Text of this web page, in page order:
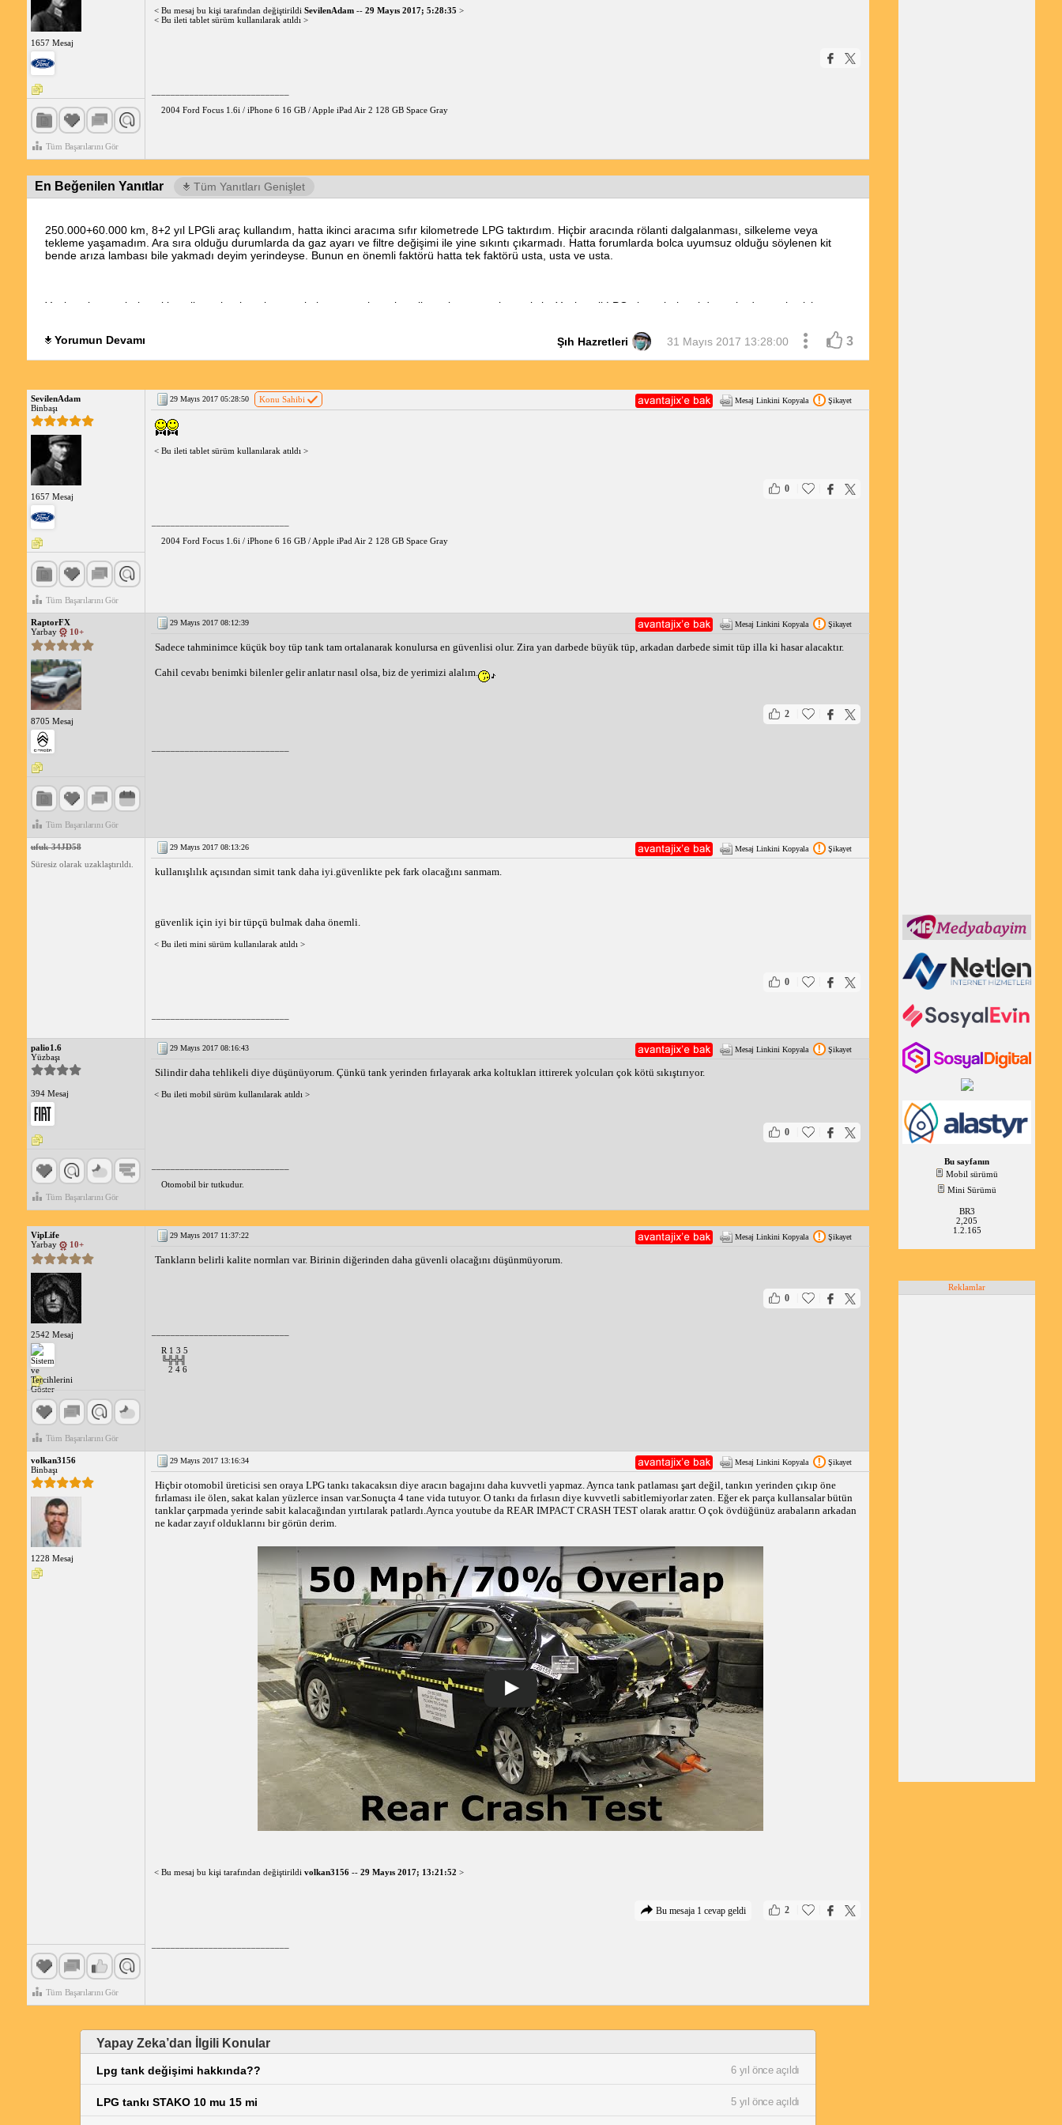
1657 Mesaj
Tüm Başarılarını Gör
< Bu mesaj bu kişi tarafından değiştirildi SevilenAdam-- 29 Mayıs 2017; 5:28:35 >
< Bu ileti tablet sürüm kullanılarak atıldı >
2004 Ford Focus 1.6i / iPhone 6 16 GB / Apple iPad Air 2 128 GB Space Gray
En Beğenilen Yanıtlar Tüm Yanıtları Genişlet
250.000+60.000 km, 8+2 yıl LPGli araç kullandım, hatta ikinci aracıma sıfır kilometrede LPG taktırdım. Hiçbir aracında rölanti dalgalanması, silkeleme veya
tekleme yaşamadım. Ara sıra olduğu durumlarda da gaz ayarı ve filtre değişimi ile yine sıkıntı çıkarmadı. Hatta forumlarda bolca uyumsuz olduğu söylenen kit
bende arıza lambası bile yakmadı deyim yerindeyse. Bunun en önemli faktörü hatta tek faktörü usta, usta ve usta.
Yeni nesim araçlarla eski nesil araçları karşılaştırmak, karıştırarak yeni nesil araçları yermek gereksiz. Yeni nesil LPG sistemleri, ani durumlarda gaz kesici,
tank basınca ve hasara karşı birtakım testlerden geçiyor. Fark ettiyseniz direk tankı patlayan veya alev alan bir Lpgli araç neredeyse yoktur ekstrem durumlar
hariç. Hortum yırtılması veya kaçağı sonrası alev alan yakıt, patlamaya sebep olur. Ayriyetten LPG montajı sonrası hem MMO hem de TÜVTÜRK onayı gerekiyor.
Esasında yangının temel sebebi, havadan daha yoğun olan LPG, kaza anında aracın altında yoğunlaşıyor, herhangi bir yakıcı cisimle karşılaştığında yanmaya
başlıyor, yanarken daha çabuk yayılmaya​ müsait olduğu için kapalı otoparklara girişi yasaktır.
Yorumun Devamı Şıh Hazretleri 31 Mayıs 2017 13:28:00 3
SevilenAdam
Binbaşı
1657 Mesaj
Tüm Başarılarını Gör
29 Mayıs 2017 05:28:50 Konu Sahibi Mesaj Linkini Kopyala Şikayet
< Bu ileti tablet sürüm kullanılarak atıldı >
0
2004 Ford Focus 1.6i / iPhone 6 16 GB / Apple iPad Air 2 128 GB Space Gray
RaptorFX
Yarbay
10+
8705 Mesaj
Tüm Başarılarını Gör
29 Mayıs 2017 08:12:39 Mesaj Linkini Kopyala Şikayet
Sadece tahminimce küçük boy tüp tank tam ortalanarak konulursa en güvenlisi olur. Zira yan darbede büyük tüp, arkadan darbede simit tüp illa ki hasar alacaktır.
Cahil cevabı benimki bilenler gelir anlatır nasıl olsa, biz de yerimizi alalım.
2
ufuk-34JD58
Süresiz olarak uzaklaştırıldı.
29 Mayıs 2017 08:13:26 Mesaj Linkini Kopyala Şikayet
kullanışlılık açısından simit tank daha iyi.güvenlikte pek fark olacağını sanmam.
güvenlik için iyi bir tüpçü bulmak daha önemli.
< Bu ileti mini sürüm kullanılarak atıldı >
0
palio1.6
Yüzbaşı
394 Mesaj
Tüm Başarılarını Gör
29 Mayıs 2017 08:16:43 Mesaj Linkini Kopyala Şikayet
Silindir daha tehlikeli diye düşünüyorum. Çünkü tank yerinden fırlayarak arka koltukları ittirerek yolcuları çok kötü sıkıştırıyor.
< Bu ileti mobil sürüm kullanılarak atıldı >
0
Otomobil bir tutkudur.
VipLife
Yarbay
10+
2542 Mesaj
Tüm Başarılarını Gör
29 Mayıs 2017 11:37:22 Mesaj Linkini Kopyala Şikayet
Tankların belirli kalite normları var. Birinin diğerinden daha güvenli olacağını düşünmüyorum.
0
R 1 3 5
╚╬╬╣
2 4 6
volkan3156
Binbaşı
1228 Mesaj
Tüm Başarılarını Gör
29 Mayıs 2017 13:16:34 Mesaj Linkini Kopyala Şikayet
Hiçbir otomobil üreticisi sen oraya LPG tankı takacaksın diye aracın bagajını daha kuvvetli yapmaz. Ayrıca tank patlaması şart değil, tankın yerinden çıkıp öne
fırlaması ile ölen, sakat kalan yüzlerce insan var.Sonuçta 4 tane vida tutuyor. O tankı da fırlasın diye kuvvetli sabitlemiyorlar zaten. Eğer ek parça kullansalar bütün
tanklar çarpmada yerinde sabit kalacağından yırtılarak patlardı.Ayrıca youtube da REAR IMPACT CRASH TEST olarak arattır. O çok övdüğünüz arabaların arkadan
ne kadar zayıf olduklarını bir görün derim.
< Bu mesaj bu kişi tarafından değiştirildi volkan3156-- 29 Mayıs 2017; 13:21:52 >
2
Bu mesaja 1 cevap geldi
Yapay Zeka’dan İlgili Konular
Lpg tank değişimi hakkında?? 6 yıl önce açıldı
LPG tankı STAKO 10 mu 15 mi 5 yıl önce açıldı
Bu sayfanın
Mobil sürümü
Mini Sürümü
BR3
2,205
1.2.165
Reklamlar